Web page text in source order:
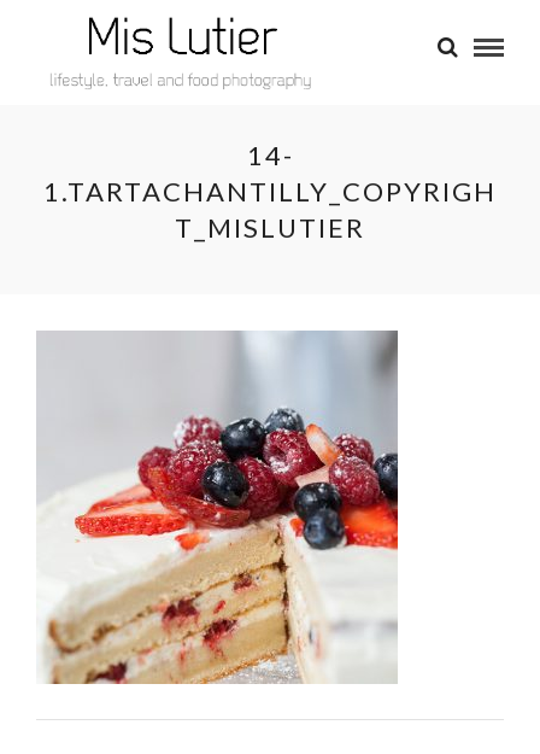
14-
1.TARTACHANTILLY_COPYRIGH
T_MISLUTIER